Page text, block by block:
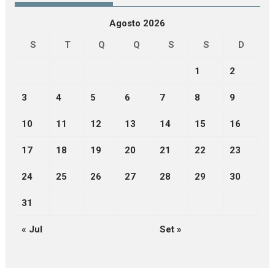
Agosto 2026
S
T Q Q S S D
1 2
3 4 5 6 7 8 9
10 11 12 13 14 15 16
17 18 19 20 21 22 23
24 25 26 27 28 29 30
31
« Jul Set »